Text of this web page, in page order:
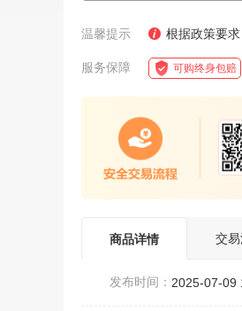
温馨提示 根据政策要
服务保障 可购终身包赔
商品详情 交
发布时间： 2025-07-09